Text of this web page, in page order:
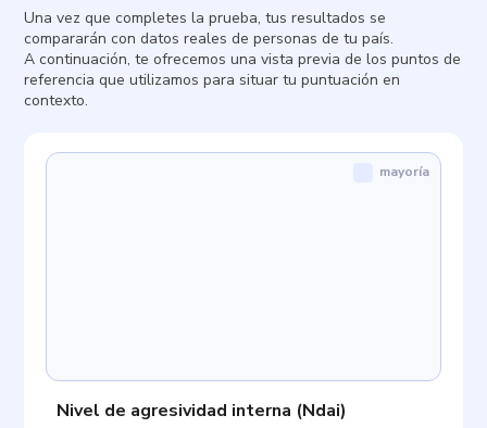
Una vez que completes la prueba, tus resultados se
compararán con datos reales de personas de tu país.
A continuación, te ofrecemos una vista previa de los puntos de
referencia que utilizamos para situar tu puntuación en
contexto.
Nivel de agresividad interna (Ndai)
mayoría